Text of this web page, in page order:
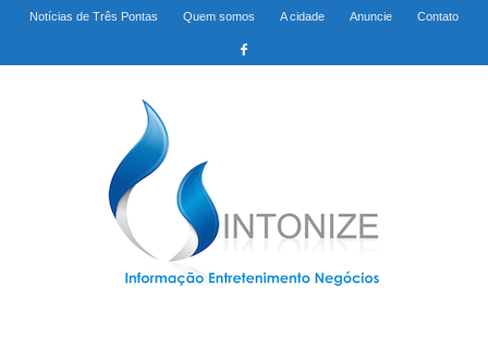
Notícias de Três Pontas Quem somos A cidade Anuncie Contato